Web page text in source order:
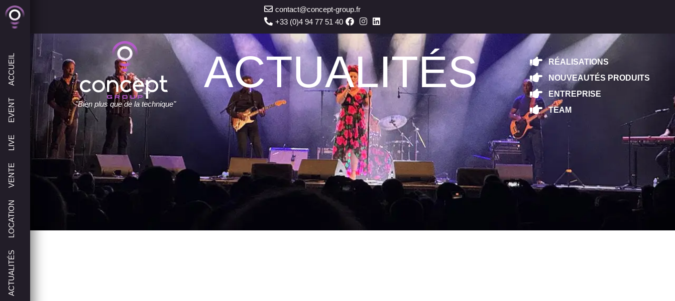
ACTUALITÉS
LOCATION
VENTE
LIVE
EVENT
ACCUEIL
contact@concept-group.fr
+33 (0)4 94 77 51 40
"Bien plus que de la technique"
ACTUALITÉS
RÉALISATIONS
NOUVEAUTÉS PRODUITS
ENTREPRISE
TEAM